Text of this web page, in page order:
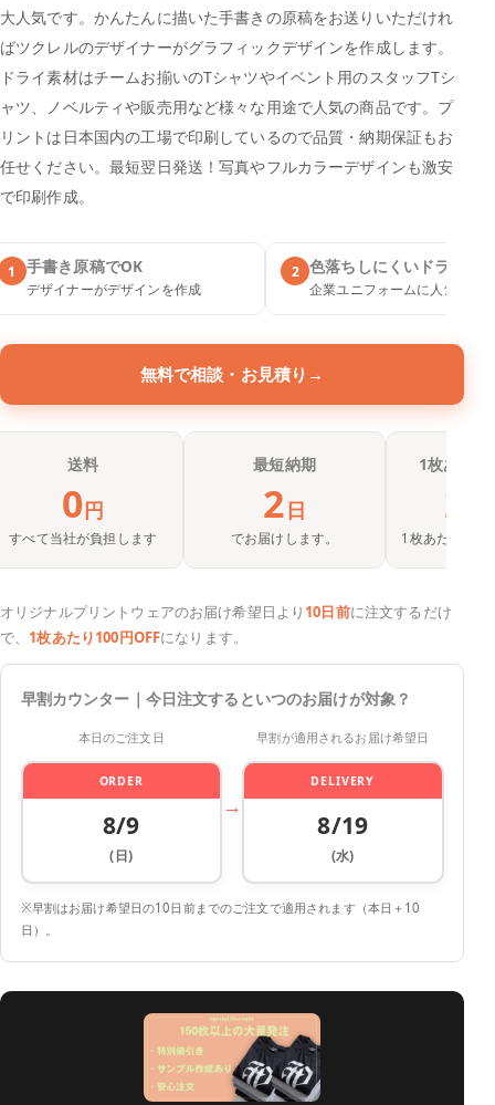
大人気です。かんたんに描いた手書きの原稿をお送りいただけれ
ばツクレルのデザイナーがグラフィックデザインを作成します。
ドライ素材はチームお揃いのTシャツやイベント用のスタッフTシ
ャツ、ノベルティや販売用など様々な用途で人気の商品です。プ
リントは日本国内の工場で印刷しているので品質・納期保証もお
任せください。最短翌日発送！写真やフルカラーデザインも激安
で印刷作成。
1 手書き原稿でOK
デザイナーがデザインを作成
2 色落ちしにくいドライ
企業ユニフォームに人気
無料で相談・お見積り →
送料
0円
すべて当社が負担します
最短納期
2日
でお届けします。
1枚あた
1枚あたりの最
オリジナルプリントウェアのお届け希望日より 10日前に注文するだけ
で、 1枚あたり100円OFFになります。
早割カウンター｜今日注文するといつのお届けが対象？
本日のご注文日
ORDER
8/9
(日)
→
早割が適用されるお届け希望日
DELIVERY
8/19
(水)
※早割はお届け希望日の10日前までのご注文で適用されます（本日＋10
日）。